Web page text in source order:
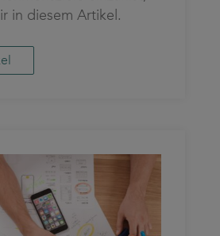
in diesem Artikel.